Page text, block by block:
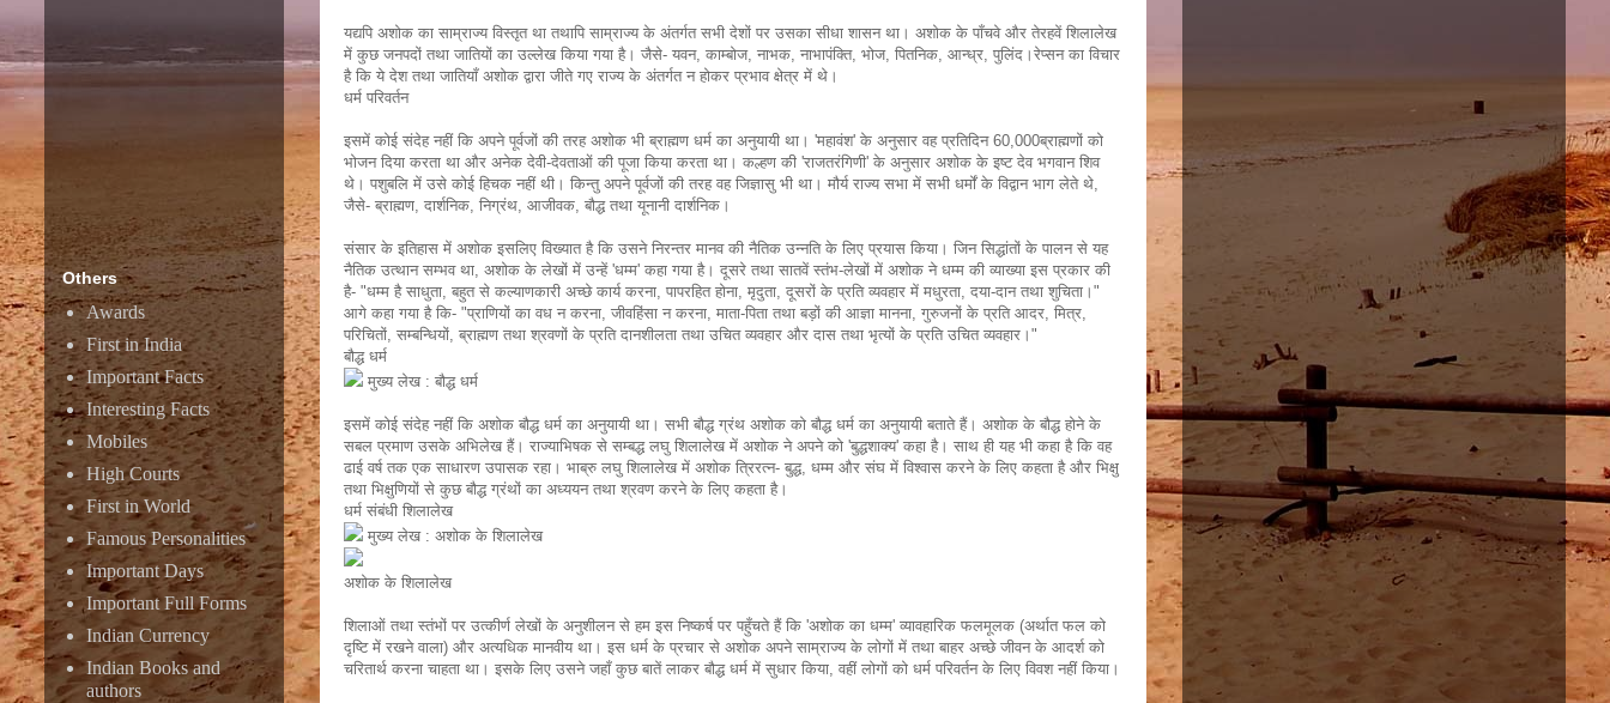
यद्यपि अशोक का साम्राज्य विस्तृत था तथापि साम्राज्य के अंतर्गत सभी देशों पर उसका सीधा शासन था। अशोक के पाँचवे और तेरहवें शिलालेख
में कुछ जनपदों तथा जातियों का उल्लेख किया गया है। जैसे- यवन, काम्बोज, नाभक, नाभापंक्ति, भोज, पितनिक, आन्ध्र, पुलिंद।रेप्सन का विचार
है कि ये देश तथा जातियाँ अशोक द्वारा जीते गए राज्य के अंतर्गत न होकर प्रभाव क्षेत्र में थे।
धर्म परिवर्तन
इसमें कोई संदेह नहीं कि अपने पूर्वजों की तरह अशोक भी ब्राह्मण धर्म का अनुयायी था। 'महावंश' के अनुसार वह प्रतिदिन 60,000ब्राह्मणों को
भोजन दिया करता था और अनेक देवी-देवताओं की पूजा किया करता था। कल्हण की 'राजतरंगिणी' के अनुसार अशोक के इष्ट देव भगवान शिव
थे। पशुबलि में उसे कोई हिचक नहीं थी। किन्तु अपने पूर्वजों की तरह वह जिज्ञासु भी था। मौर्य राज्य सभा में सभी धर्मों के विद्वान भाग लेते थे,
जैसे- ब्राह्मण, दार्शनिक, निग्रंथ, आजीवक, बौद्ध तथा यूनानी दार्शनिक।
संसार के इतिहास में अशोक इसलिए विख्यात है कि उसने निरन्तर मानव की नैतिक उन्नति के लिए प्रयास किया। जिन सिद्धांतों के पालन से यह
नैतिक उत्थान सम्भव था, अशोक के लेखों में उन्हें 'धम्म' कहा गया है। दूसरे तथा सातवें स्तंभ-लेखों में अशोक ने धम्म की व्याख्या इस प्रकार की
है- "धम्म है साधुता, बहुत से कल्याणकारी अच्छे कार्य करना, पापरहित होना, मृदुता, दूसरों के प्रति व्यवहार में मधुरता, दया-दान तथा शुचिता।"
आगे कहा गया है कि- "प्राणियों का वध न करना, जीवहिंसा न करना, माता-पिता तथा बड़ों की आज्ञा मानना, गुरुजनों के प्रति आदर, मित्र,
परिचितों, सम्बन्धियों, ब्राह्मण तथा श्रवणों के प्रति दानशीलता तथा उचित व्यवहार और दास तथा भृत्यों के प्रति उचित व्यवहार।"
बौद्ध धर्म
मुख्य लेख : बौद्ध धर्म
इसमें कोई संदेह नहीं कि अशोक बौद्ध धर्म का अनुयायी था। सभी बौद्ध ग्रंथ अशोक को बौद्ध धर्म का अनुयायी बताते हैं। अशोक के बौद्ध होने के
सबल प्रमाण उसके अभिलेख हैं। राज्याभिषक से सम्बद्ध लघु शिलालेख में अशोक ने अपने को 'बुद्धशाक्य' कहा है। साथ ही यह भी कहा है कि वह
ढाई वर्ष तक एक साधारण उपासक रहा। भाब्रु लघु शिलालेख में अशोक त्रिरत्न- बुद्ध, धम्म और संघ में विश्वास करने के लिए कहता है और भिक्षु
तथा भिक्षुणियों से कुछ बौद्ध ग्रंथों का अध्ययन तथा श्रवण करने के लिए कहता है।
धर्म संबंधी शिलालेख
मुख्य लेख : अशोक के शिलालेख
अशोक के शिलालेख
शिलाओं तथा स्तंभों पर उत्कीर्ण लेखों के अनुशीलन से हम इस निष्कर्ष पर पहुँचते हैं कि 'अशोक का धम्म' व्यावहारिक फलमूलक (अर्थात फल को
दृष्टि में रखने वाला) और अत्यधिक मानवीय था। इस धर्म के प्रचार से अशोक अपने साम्राज्य के लोगों में तथा बाहर अच्छे जीवन के आदर्श को
चरितार्थ करना चाहता था। इसके लिए उसने जहाँ कुछ बातें लाकर बौद्ध धर्म में सुधार किया, वहीं लोगों को धर्म परिवर्तन के लिए विवश नहीं किया।
Others
Awards
First in India
Important Facts
Interesting Facts
Mobiles
High Courts
First in World
Famous Personalities
Important Days
Important Full Forms
Indian Currency
Indian Books and
authors